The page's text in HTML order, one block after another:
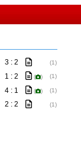
3 : 2 (1)
1 : 2 ( ) (1)
4 : 1 ( ) (1)
2 : 2 (1)